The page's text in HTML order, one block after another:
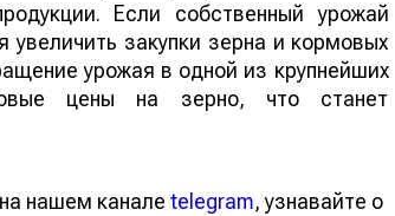
Если собственный урожай
закупки зерна и кормовых
урожая в одной из крупнейших
цены на зерно, что станет
нашем канале telegram, узнавайте о